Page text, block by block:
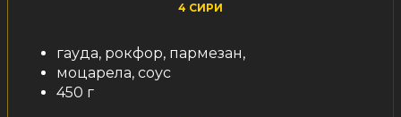
4 СИРИ
гауда, рокфор, пармезан,
моцарела, соус
450 г